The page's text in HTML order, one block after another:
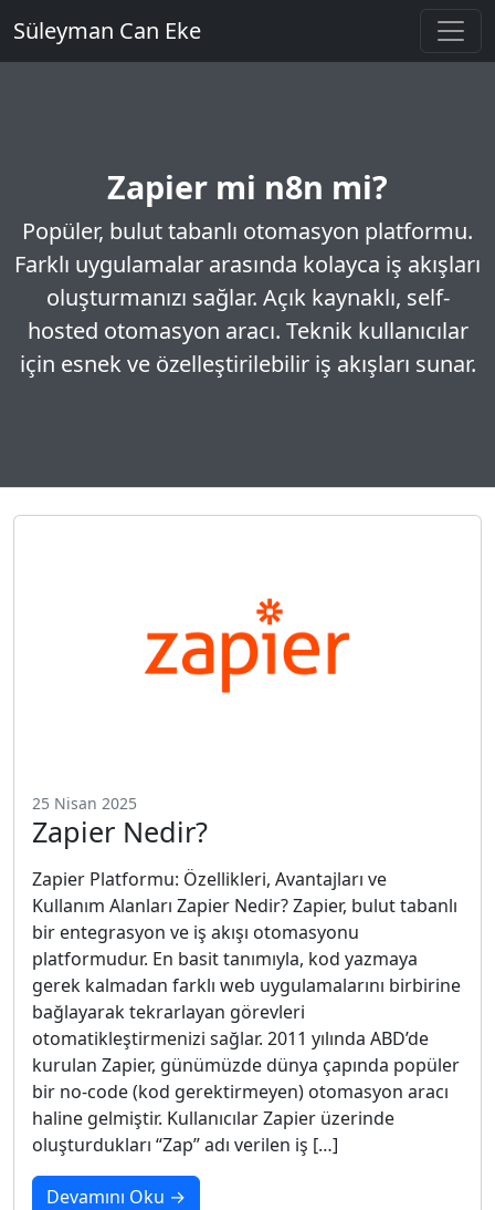
Süleyman Can Eke
Zapier mi n8n mi?
Popüler, bulut tabanlı otomasyon platformu.
Farklı uygulamalar arasında kolayca iş akışları
oluşturmanızı sağlar. Açık kaynaklı, self-
hosted otomasyon aracı. Teknik kullanıcılar
için esnek ve özelleştirilebilir iş akışları sunar.
25 Nisan 2025
Zapier Nedir?
Zapier Platformu: Özellikleri, Avantajları ve
Kullanım Alanları Zapier Nedir? Zapier, bulut tabanlı
bir entegrasyon ve iş akışı otomasyonu
platformudur. En basit tanımıyla, kod yazmaya
gerek kalmadan farklı web uygulamalarını birbirine
bağlayarak tekrarlayan görevleri
otomatikleştirmenizi sağlar. 2011 yılında ABD’de
kurulan Zapier, günümüzde dünya çapında popüler
bir no-code (kod gerektirmeyen) otomasyon aracı
haline gelmiştir. Kullanıcılar Zapier üzerinde
oluşturdukları “Zap” adı verilen iş […]
Devamını Oku →